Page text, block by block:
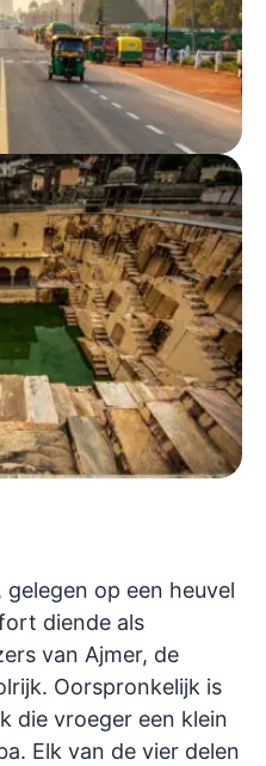
op een heuvel
diende als
van Ajmer, de
Oorspronkelijk is
die vroeger een klein
Elk van de vier delen